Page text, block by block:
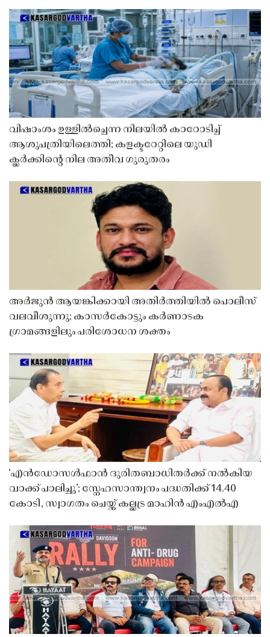
വിഷാംശം ഉള്ളിൽച്ചെന്ന നിലയിൽ കാറോടിച്ച്
ആശുപത്രിയിലെത്തി; കളക്ടറേറ്റിലെ യുഡി
ക്ലർക്കിൻ്റെ നില അതീവ ഗുരുതരം
അർജുൻ ആയങ്കിക്കായി അതിർത്തിയിൽ പൊലീസ്
വലവീശുന്നു; കാസർകോട്ടും കർണാടക
ഗ്രാമങ്ങളിലും പരിശോധന ശക്തം
‘എൻഡോസൾഫാൻ ദുരിതബാധിതർക്ക് നൽകിയ
വാക്ക് പാലിച്ചു’; സ്നേഹസാന്ത്വനം പദ്ധതിക്ക് 14.40
കോടി, സ്വാഗതം ചെയ്ത് കല്ലട്ര മാഹിൻ എംഎൽഎ